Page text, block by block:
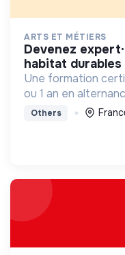
ARTS ET MÉTIERS
devenez expert·e en construction et
habitat durables
Une formation
ou 1 an en
conception et à la
Others